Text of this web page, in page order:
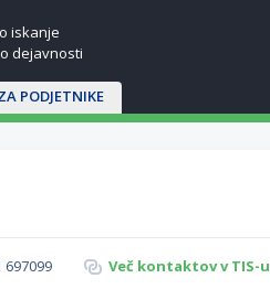
iskanje
dejavnosti
PODJETNIKE
697099 Več kontaktov v TIS-u